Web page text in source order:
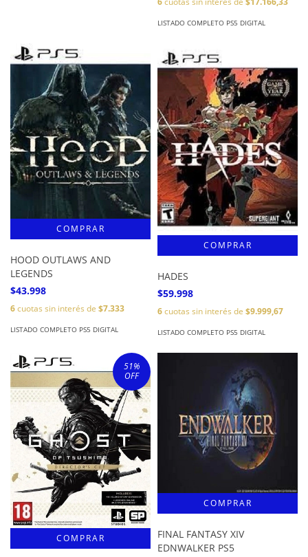
LISTADO COMPLETO PS5 DIGITAL
HOOD OUTLAWS AND
LEGENDS
$43.998
6cuotas sin interés de $7.333
LISTADO COMPLETO PS5 DIGITAL
HADES
$59.998
6cuotas sin interés de $9.999,67
LISTADO COMPLETO PS5 DIGITAL
51%
OFF
FINAL FANTASY XIV
EDNWALKER PS5